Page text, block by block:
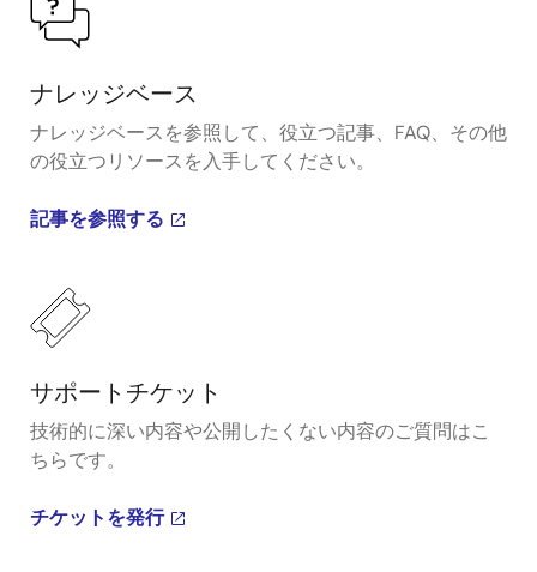
ナレッジベース
ナレッジベースを参照して、役立つ記事、FAQ、その他
の役立つリソースを入手してください。
記事を参照する
サポートチケット
技術的に深い内容や公開したくない内容のご質問はこ
ちらです。
チケットを発行